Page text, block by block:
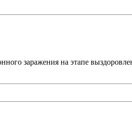
заражения на этапе